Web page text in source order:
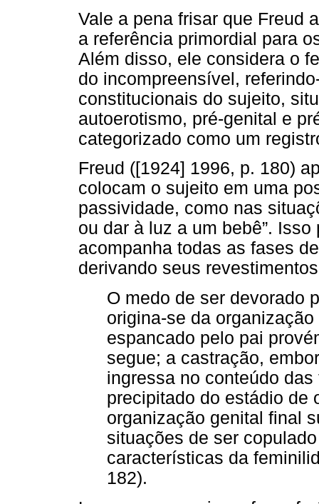
Vale a pena frisar que Freud
a referência primordial para
Além disso, ele considera o
do incompreensível,
constitucionais do sujeito,
autoerotismo, pré-genital e
categorizado como um
Freud ([1924] 1996, p. 180)
colocam o sujeito em uma
passividade, como nas
ou dar à luz a um bebê”.
acompanha todas as fases
derivando seus
O medo de ser devorado
origina-se da
espancado pelo pai
segue; a castração,
ingressa no conteúdo
precipitado do estádio de
organização genital final
situações de ser
características da
182).